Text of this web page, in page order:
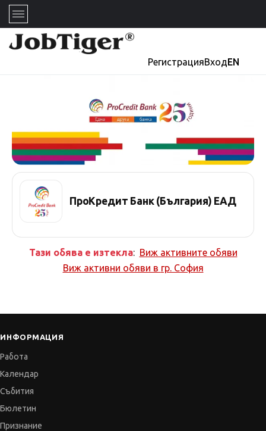
РегистрацияВходEN
ПроКредит Банк (България) ЕАД
Тази обява е изтекла: Виж активните обяви
Виж активни обяви в гр. София
ИНФОРМАЦИЯ
Работа
Календар
Събития
Бюлетин
Признание